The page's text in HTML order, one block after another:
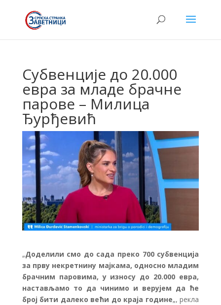
Субвенције до 20.000
евра за младе брачне
парове – Милица
Ђурђевић
„Доделили смо до сада преко 700 субвенција
за прву некретнину мајкама, односно младим
брачним паровима, у износу до 20.000 евра,
настављамо то да чинимо и верујем да ће
број бити далеко већи до краја године„, рекла